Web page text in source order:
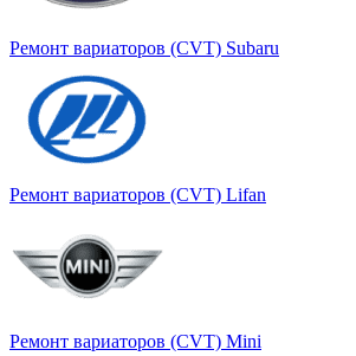
Ремонт вариаторов (CVT) Subaru
Ремонт вариаторов (CVT) Lifan
Ремонт вариаторов (CVT) Mini